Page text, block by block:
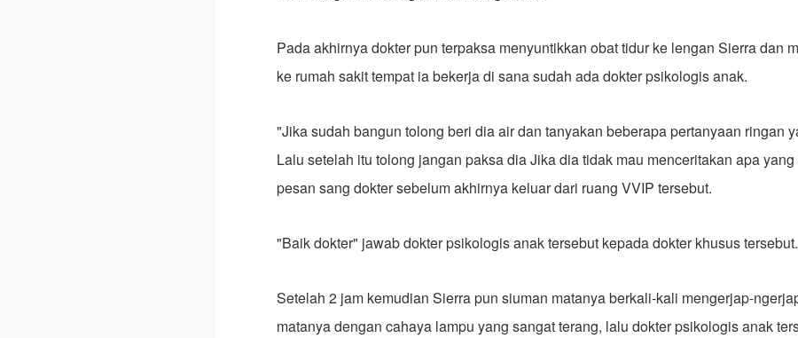
Pada akhirnya dokter pun terpaksa menyuntikkan obat tidur ke lengan Sierra dan
ke rumah sakit tempat ia bekerja di sana sudah ada dokter psikologis anak.
"Jika sudah bangun tolong beri dia air dan tanyakan beberapa pertanyaan ringan
Lalu setelah itu tolong jangan paksa dia Jika dia tidak mau menceritakan apa
pesan sang dokter sebelum akhirnya keluar dari ruang VVIP tersebut.
"Baik dokter" jawab dokter psikologis anak tersebut kepada dokter khusus tersebut.
Setelah 2 jam kemudian Sierra pun siuman matanya berkali-kali mengerjap-
matanya dengan cahaya lampu yang sangat terang, lalu dokter psikologis anak